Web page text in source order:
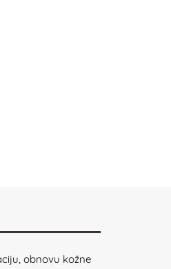
obnovu kožne